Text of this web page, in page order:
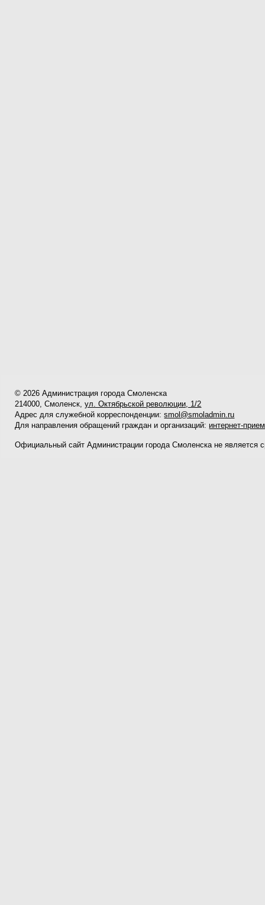
© 2026 Администрация города Смоленска
214000, Смоленск,ул. Октябрьской революции, 1/2
Адрес для служебной корреспонденции:smol@smoladmin.ru
Для направления обращений граждан и организаций: интернет-
Официальный сайт Администрации города Смоленска не является